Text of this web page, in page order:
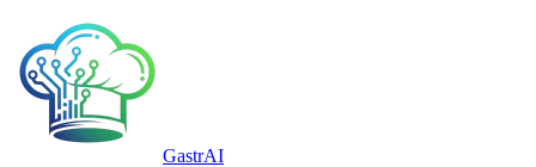
GastrAI